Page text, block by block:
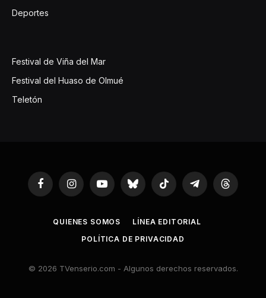
Deportes
Festival de Viña del Mar
Festival del Huaso de Olmué
Teletón
FacebookInstagramYouTubeBluesky TikTok TelegramThreads
QUIENES SOMOS
LÍNEA EDITORIAL
POLÍTICA DE PRIVACIDAD
© 2026 TVenserio.com - Algunos derechos reservados.